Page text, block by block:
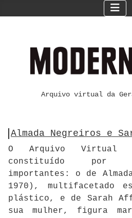
Arquivo virtual da
Almada Negreiros e
O Arquivo Virtual
constituído por
importantes: o de
1970), multifacetado
plástico, e de Sarah
sua mulher, figura